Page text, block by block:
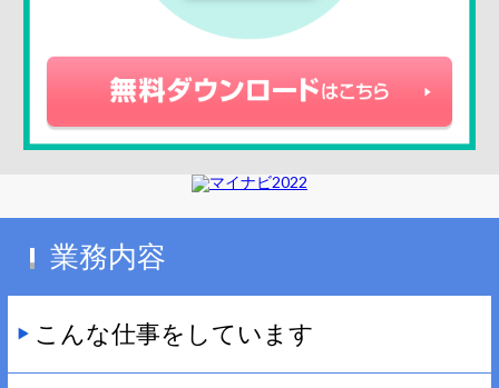
業務内容
こんな仕事をしています